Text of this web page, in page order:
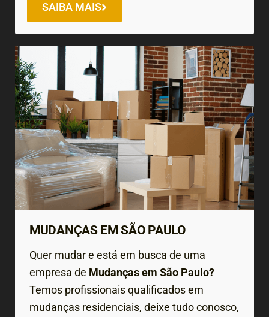
SAIBA MAIS
MUDANÇAS EM SÃO PAULO
Quer mudar e está em busca de uma
empresa de Mudanças em São Paulo?
Temos profissionais qualificados em
mudanças residenciais, deixe tudo conosco,